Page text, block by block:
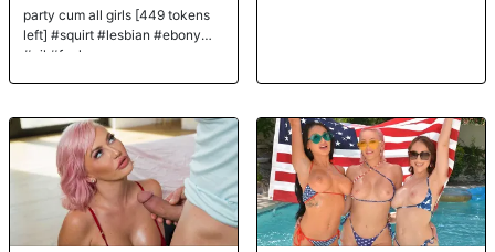
party cum all girls [449 tokens
left] #squirt #lesbian #ebony
#oil #fuck